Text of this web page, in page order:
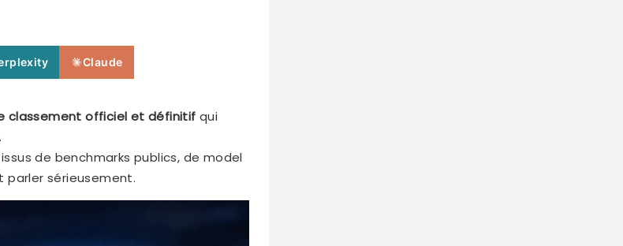
Claude
classement officiel et définitif qui
issus de benchmarks publics, de model
parler sérieusement.